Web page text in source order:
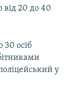
від 20 до 40
осіб
у